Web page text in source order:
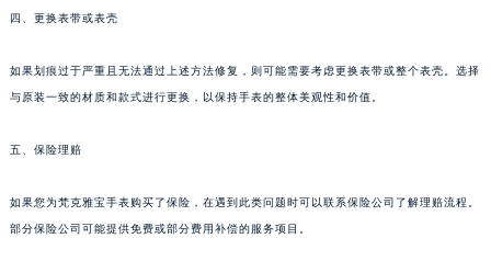
四、更换表带或表壳
如果划痕过于严重且无法通过上述方法修复，则可能需要考虑更换表带或整个表壳。选择
与原装一致的材质和款式进行更换，以保持手表的整体美观性和价值。
五、保险理赔
如果您为梵克雅宝手表购买了保险，在遇到此类问题时可以联系保险公司了解理赔流程。
部分保险公司可能提供免费或部分费用补偿的服务项目。